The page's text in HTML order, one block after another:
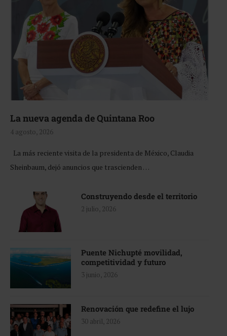
La nueva agenda de Quintana Roo
4 agosto, 2026
La más reciente visita de la presidenta de México, Claudia
Sheinbaum, dejó anuncios que trascienden …
Construyendo desde el territorio
2 julio, 2026
Puente Nichupté movilidad,
competitividad y futuro
3 junio, 2026
Renovación que redefine el lujo
30 abril, 2026